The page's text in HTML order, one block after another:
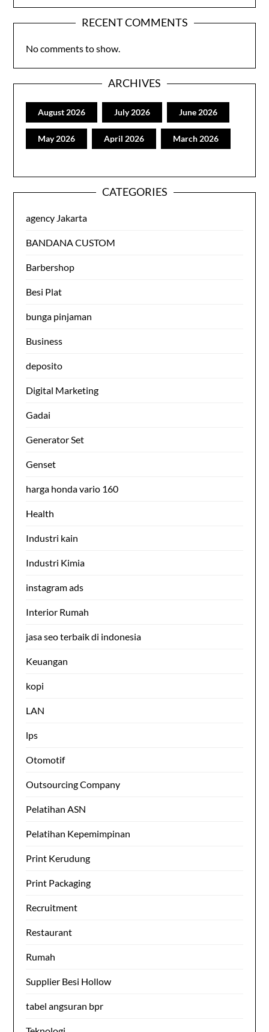
RECENT COMMENTS
No comments to show.
ARCHIVES
August 2026 July 2026 June 2026
May 2026 April 2026 March 2026
CATEGORIES
agency Jakarta
BANDANA CUSTOM
Barbershop
Besi Plat
bunga pinjaman
Business
deposito
Digital Marketing
Gadai
Generator Set
Genset
harga honda vario 160
Health
Industri kain
Industri Kimia
instagram ads
Interior Rumah
jasa seo terbaik di indonesia
Keuangan
kopi
LAN
lps
Otomotif
Outsourcing Company
Pelatihan ASN
Pelatihan Kepemimpinan
Print Kerudung
Print Packaging
Recruitment
Restaurant
Rumah
Supplier Besi Hollow
tabel angsuran bpr